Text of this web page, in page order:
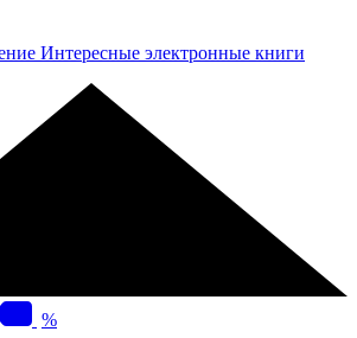
Интересные электронные книги
%